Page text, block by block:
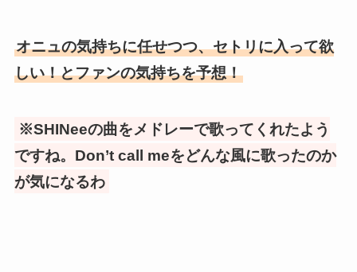
オニュの気持ちに任せつつ、セトリに入って欲
しい！とファンの気持ちを予想！
※SHINeeの曲をメドレーで歌ってくれたよう
ですね。Don’t call meをどんな風に歌ったのか
が気になるわ